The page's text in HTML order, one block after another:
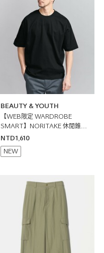
BEAUTY & YOUTH
【WEB限定 WARDROBE
SMART】NORITAKE 休閒錐形
T恤 日本製
NTD1,610
NEW